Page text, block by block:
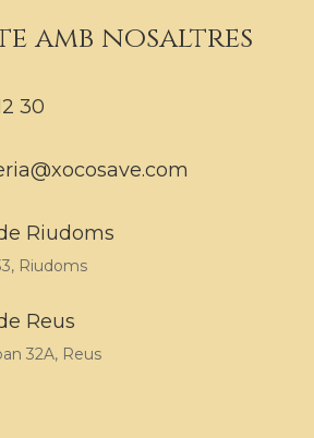
amb nosaltres
30
Riudoms
Riudoms
Reus
32A, Reus